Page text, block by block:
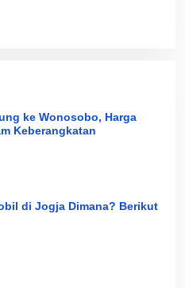
ke Wonosobo, Harga
Keberangkatan
di Jogja Dimana? Berikut